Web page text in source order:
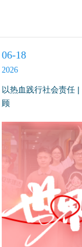
06-18
2026
以热血践行社会责任
顾